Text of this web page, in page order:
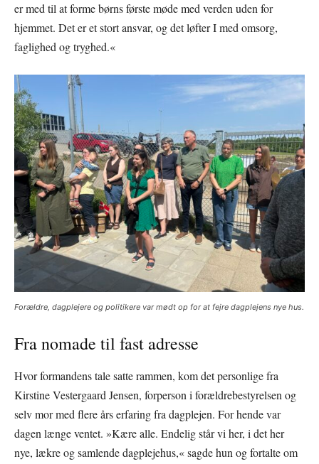
er med til at forme børns første møde med verden uden for
hjemmet. Det er et stort ansvar, og det løfter I med omsorg,
faglighed og tryghed.«
Forældre, dagplejere og politikere var mødt op for at fejre dagplejens nye hus.
Fra nomade til fast adresse
Hvor formandens tale satte rammen, kom det personlige fra
Kirstine Vestergaard Jensen, forperson i forældrebestyrelsen og
selv mor med flere års erfaring fra dagplejen. For hende var
dagen længe ventet. »Kære alle. Endelig står vi her, i det her
nye, lækre og samlende dagplejehus,« sagde hun og fortalte om